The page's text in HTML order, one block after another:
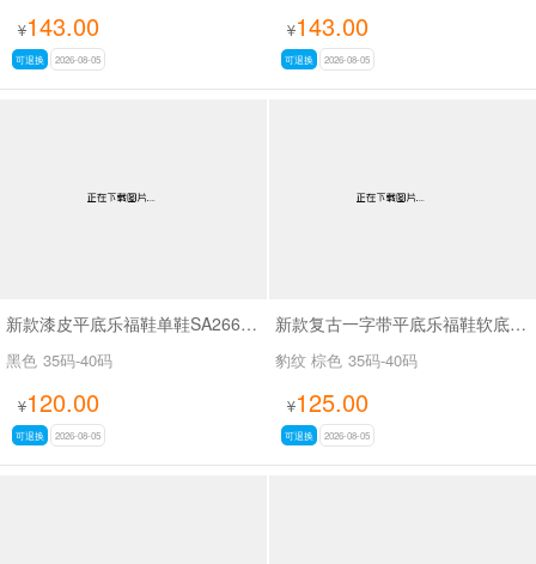
¥143.00
可退换 2026-08-05
¥143.00
可退换 2026-08-05
新款漆皮平底乐福鞋单鞋SA2668-2
黑色 35码-40码
¥120.00
可退换 2026-08-05
新款复古一字带平底乐福鞋软底豆豆鞋SA969
豹纹 棕色 35码-40码
¥125.00
可退换 2026-08-05